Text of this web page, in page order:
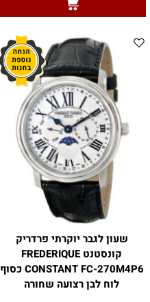
שעון לגבר יוקרתי פרדריק
קונסטנט FREDERIQUE
CONSTANT FC-270M4P6 כסוף
לוח לבן רצועה שחורה